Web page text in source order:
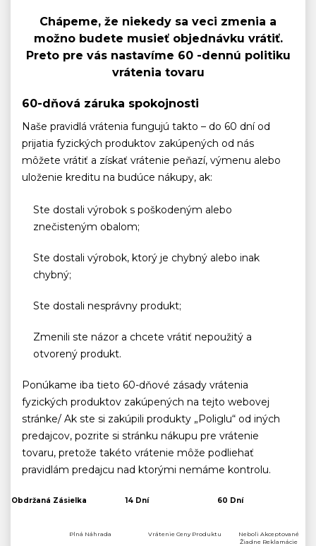
Chápeme, že niekedy sa veci zmenia a
možno budete musieť objednávku vrátiť.
Preto pre vás nastavíme 60 -dennú politiku
vrátenia tovaru
60-dňová záruka spokojnosti
Naše pravidlá vrátenia fungujú takto – do 60 dní od
prijatia fyzických produktov zakúpených od nás
môžete vrátiť a získať vrátenie peňazí, výmenu alebo
uloženie kreditu na budúce nákupy, ak:
Ste dostali výrobok s poškodeným alebo
znečisteným obalom;
Ste dostali výrobok, ktorý je chybný alebo inak
chybný;
Ste dostali nesprávny produkt;
Zmenili ste názor a chcete vrátiť nepoužitý a
otvorený produkt.
Ponúkame iba tieto 60-dňové zásady vrátenia
fyzických produktov zakúpených na tejto webovej
stránke/ Ak ste si zakúpili produkty „Poliglu“ od iných
predajcov, pozrite si stránku nákupu pre vrátenie
tovaru, pretože takéto vrátenie môže podliehať
pravidlám predajcu nad ktorými nemáme kontrolu.
Obdržaná Zásielka 14 Dní 60 Dní
Plná Náhrada Vrátenie Ceny Produktu
Neboli Akceptované
Žiadne Reklamácie